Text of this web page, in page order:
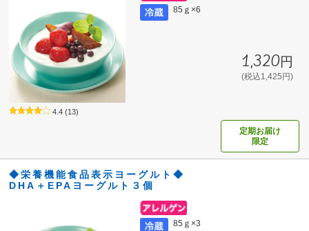
85ｇ×6
1,320円
(税込1,425円)
4.4 (13)
定期お届け
限定
◆栄養機能食品表示ヨーグルト◆
DHA＋EPAヨーグルト３個
85ｇ×3